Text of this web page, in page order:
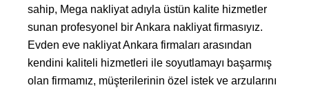
sahip, Mega nakliyat adıyla üstün kalite hizmetler
sunan profesyonel bir Ankara nakliyat firmasıyız.
Evden eve nakliyat Ankara firmaları arasından
kendini kaliteli hizmetleri ile soyutlamayı başarmış
olan firmamız, müşterilerinin özel istek ve arzularını